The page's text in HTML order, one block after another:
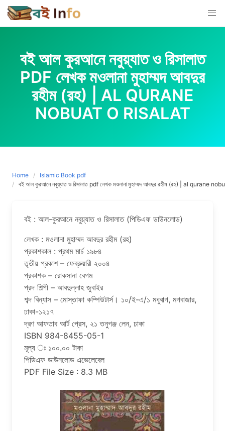
Skip
to
content
বই আল কুরআনে নবুয়্যাত ও রিসালাত
PDF লেখক মওলানা মুহাম্মদ আবদুর
রহীম (রহ) | AL QURANE
NOBUAT O RISALAT
Home
Islamic Book pdf
বই আল কুরআনে নবুয়্যাত ও রিসালাত pdf লেখক মওলানা মুহাম্মদ আবদুর রহীম (রহ) | al qurane
বই : আল-কুরআনে নবুয়্যাত ও রিসালাত (পিডিএফ ডাউনলোড)
লেখক : মওলানা মুহাম্মদ আবদুর রহীম (রহ)
প্রকাশকাল : প্রথম মার্চ ১৯৮৪
তৃতীয় প্রকাশ – ফেব্রুয়ারী ২০০৪
প্রকাশক – রােকসানা বেগম
প্রদ শিল্পী – আবদুল্লাহ জুবাইর
শব্দ বিন্যাস – মােস্তাফা কম্পিউটার্স। ১০/ই-এ/১ মধুবাগ, মগবাজার,
ঢাকা-১২১৭
দ্রণ আফতাব আর্ট প্রেস, ২১ তনুগঞ্জ লেন, ঢাকা
ISBN 984-8455-05-1
মূল্য ঃ ১০০.০০ টাকা
পিডিএফ ডাউনলোড এভেলেবেল
PDF File Size : 8.3 MB